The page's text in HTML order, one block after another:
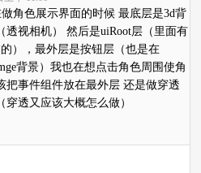
角色展示界面的时候 最底层是3d背
透视相机） 然后是uiRoot层（里面有
），最外层是按钮层（也是在
背景）我也在想点击角色周围使角
把事件组件放在最外层 还是做穿透
穿透又应该大概怎么做）